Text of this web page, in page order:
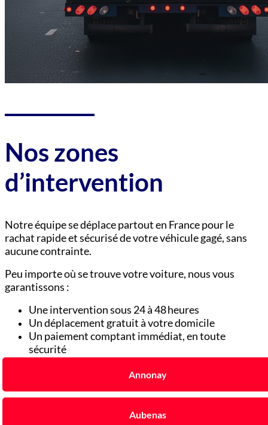
Nos zones
d’intervention
Notre équipe se déplace partout en France pour le
rachat rapide et sécurisé de votre véhicule gagé, sans
aucune contrainte.
Peu importe où se trouve votre voiture, nous vous
garantissons :
Une intervention sous 24 à 48 heures
Un déplacement gratuit à votre domicile
Un paiement comptant immédiat, en toute
sécurité
Annonay
Aubenas